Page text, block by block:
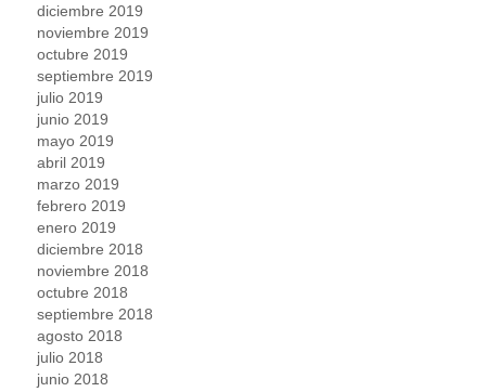
diciembre 2019
noviembre 2019
octubre 2019
septiembre 2019
julio 2019
junio 2019
mayo 2019
abril 2019
marzo 2019
febrero 2019
enero 2019
diciembre 2018
noviembre 2018
octubre 2018
septiembre 2018
agosto 2018
julio 2018
junio 2018